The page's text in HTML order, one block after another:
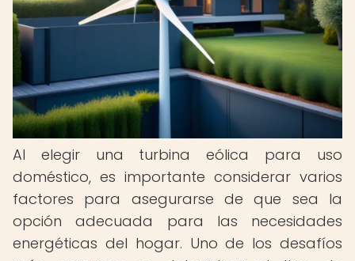
Al elegir una turbina eólica para uso
doméstico, es importante considerar varios
factores para asegurarse de que sea la
opción adecuada para las necesidades
energéticas del hogar. Uno de los desafíos